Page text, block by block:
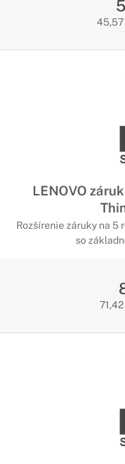
45,57
LENOVO
Rozšírenie záruky na 5
so